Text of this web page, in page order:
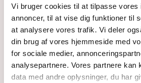
Vi bruger cookies til at tilpasse vores
annoncer, til at vise dig funktioner til
at analysere vores trafik. Vi deler
din brug af vores hjemmeside med
for sociale medier,
analysepartnere. Vores partnere kan
data med andre oplysninger, du har
Øreringe
Vedhæng
Røgelse og genopladning af
Skåle og fade
Orakelkort
Krystalindex
Guides